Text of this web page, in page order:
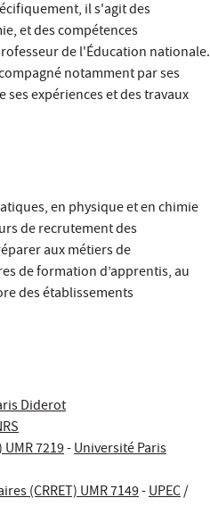
il s'agit des
et des compétences
de l'Éducation nationale.
notamment par ses
expériences et des travaux
en physique et en chimie
de recrutement des
aux métiers de
de formation d’apprentis, au
des établissements
Diderot
7219-Université Paris
(CRRET) UMR 7149-UPEC/